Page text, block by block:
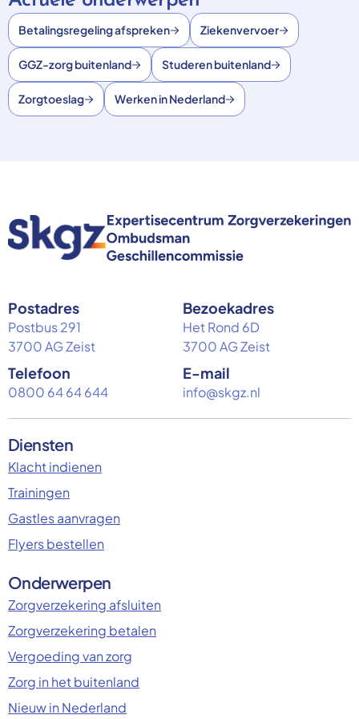
Betalingsregeling afspreken Ziekenvervoer
GGZ-zorg buitenland Studeren buitenland
Zorgtoeslag Werken in Nederland
Postadres
Postbus 291
3700 AG Zeist
Bezoekadres
Het Rond 6D
3700 AG Zeist
Telefoon
0800 64 64 644
E-mail
info@skgz.nl
Diensten
Klacht indienen
Trainingen
Gastles aanvragen
Flyers bestellen
Onderwerpen
Zorgverzekering afsluiten
Zorgverzekering betalen
Vergoeding van zorg
Zorg in het buitenland
Nieuw in Nederland